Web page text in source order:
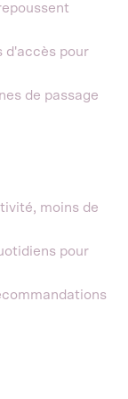
d'accès pour
de passage
moins de
pour